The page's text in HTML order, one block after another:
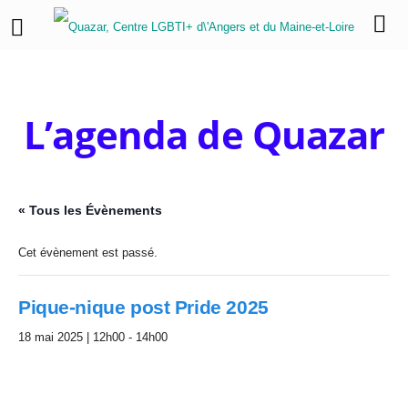
L’agenda de Quazar
« Tous les Évènements
Cet évènement est passé.
Pique-nique post Pride 2025
18 mai 2025 | 12h00 - 14h00